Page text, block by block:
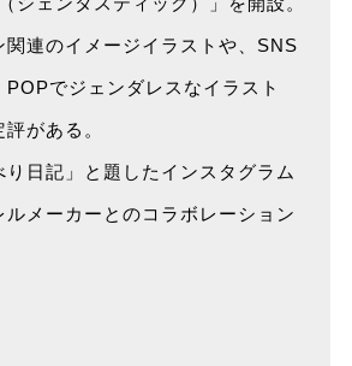
関連のイメージイラストや、SNS
でジェンダレスなイラスト
がある。
り日記」と題したインスタグラム
ルメーカーとのコラボレーション